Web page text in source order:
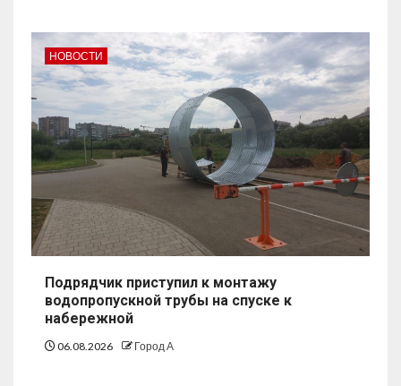
НОВОСТИ
Подрядчик приступил к монтажу
водопропускной трубы на спуске к
набережной
06.08.2026 Город А